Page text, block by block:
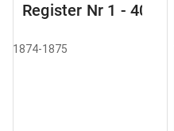
Register Nr 1 - 40
1874-1875